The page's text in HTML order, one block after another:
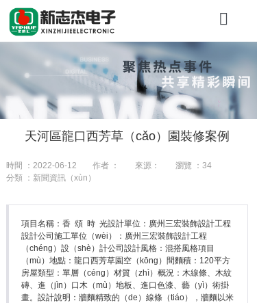
關於
產品
工程
聯係
天河區龍口西芳草（cǎo）園裝修案例
時間 ：2022-06-12 作者 ： 來源： 瀏覽 ：34
分類 ：新聞資訊（xùn）
項目名稱：香 頌 時 光設計單位：廣州三宏裝飾設計工程
設計公司施工單位（wèi）：廣州三宏裝飾設計工程
（chéng）設（shè）計公司設計風格：混搭風格項目
（mù）地點：龍口西芳草園空（kōng）間麵積：120平方
房屋類型：單層（céng）材質（zhì）概況：木線條、木紋
磚、進（jìn）口木（mù）地板、進口色漆、藝（yì）術掛
畫。設計說明：牆麵精致的（de）線條（tiáo），牆麵以米